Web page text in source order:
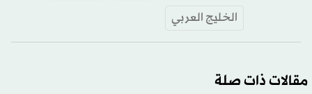
الخليج العربي
مقالات ذات صلة